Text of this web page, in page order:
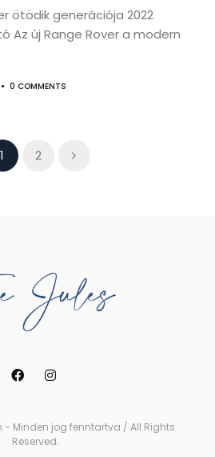
ötödik generációja 2022
Az új Range Rover a modern
0 COMMENTS
1 2
- Minden jog fenntartva / All Rights
Reserved.